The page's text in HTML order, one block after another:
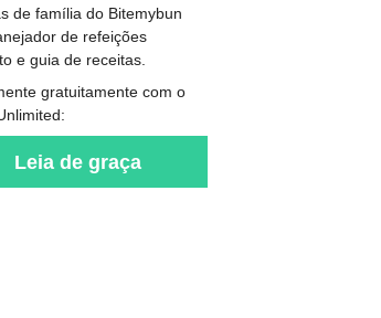
de família do Bitemybun
de refeições
e guia de receitas.
gratuitamente com o
Leia de graça